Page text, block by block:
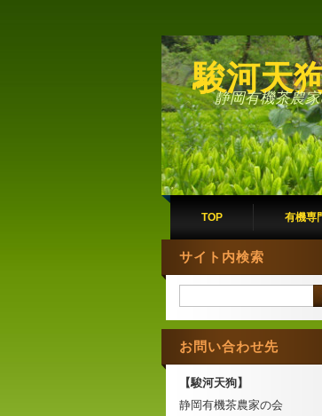
駿河天
静岡有機茶農
TOP 有機専
サイト内検索
お問い合わせ先
【駿河天狗】
静岡有機茶農家の会